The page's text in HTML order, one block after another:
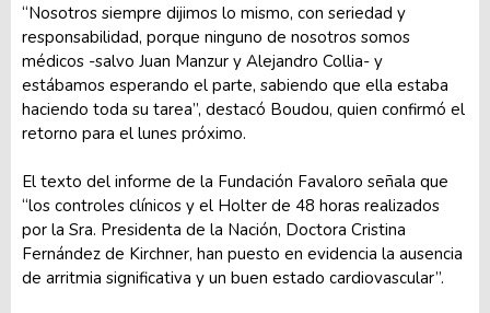
“Nosotros siempre dijimos lo mismo, con seriedad y
responsabilidad, porque ninguno de nosotros somos
médicos -salvo Juan Manzur y Alejandro Collia- y
estábamos esperando el parte, sabiendo que ella estaba
haciendo toda su tarea”, destacó Boudou, quien confirmó el
retorno para el lunes próximo.
El texto del informe de la Fundación Favaloro señala que
“los controles clínicos y el Holter de 48 horas realizados
por la Sra. Presidenta de la Nación, Doctora Cristina
Fernández de Kirchner, han puesto en evidencia la ausencia
de arritmia significativa y un buen estado cardiovascular”.